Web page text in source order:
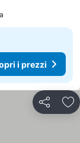
i prezzi
Condividi